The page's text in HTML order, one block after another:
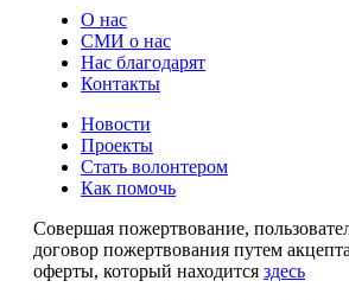
О нас
СМИ о нас
Нас благодарят
Контакты
Новости
Проекты
Стать волонтером
Как помочь
Совершая пожертвование,
договор пожертвования путем
оферты, который находится здесь